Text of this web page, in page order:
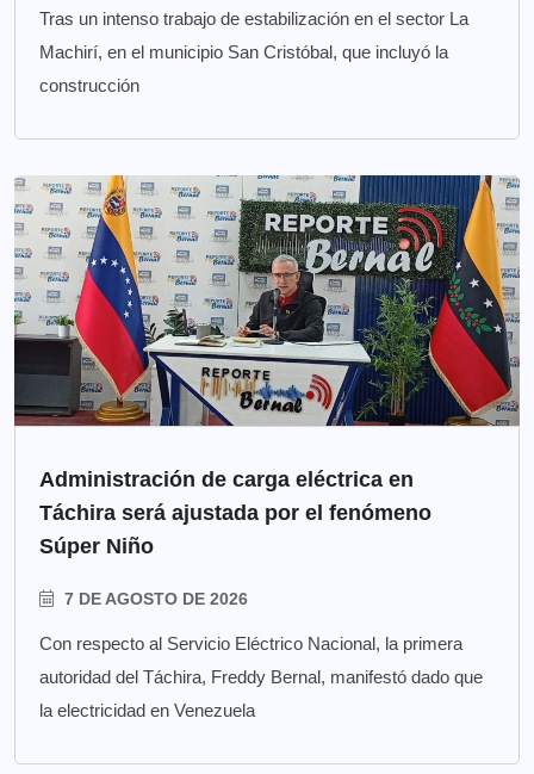
Tras un intenso trabajo de estabilización en el sector La
Machirí, en el municipio San Cristóbal, que incluyó la
construcción
Administración de carga eléctrica en
Táchira será ajustada por el fenómeno
Súper Niño
7 DE AGOSTO DE 2026
Con respecto al Servicio Eléctrico Nacional, la primera
autoridad del Táchira, Freddy Bernal, manifestó dado que
la electricidad en Venezuela